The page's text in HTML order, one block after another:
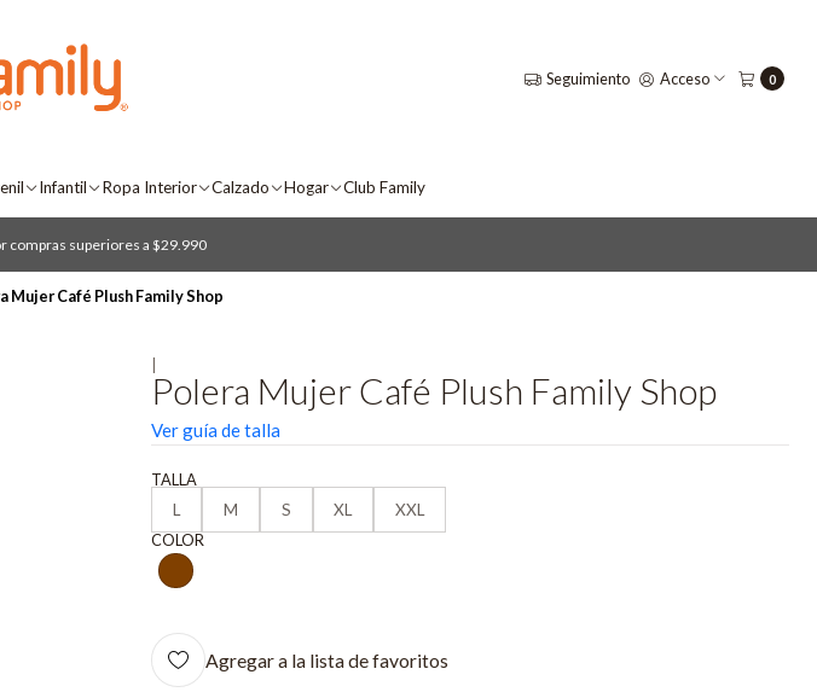
Seguimiento Acceso 0
Infantil Ropa Interior Calzado Hogar Club Family
compras superiores a $29.990
Mujer Café Plush Family Shop
Polera Mujer Café Plush Family Shop
Ver guía de talla
TALLA
L
M S XL
XXL
COLOR
Agregar a la lista de favoritos